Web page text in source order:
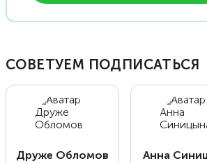
СОВЕТУЕМ ПОДПИСАТЬСЯ
Друже Обломов Анна